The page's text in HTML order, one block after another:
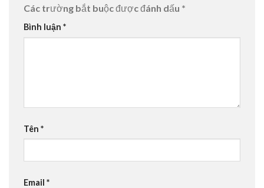
Các trường bắt buộc được đánh dấu *
Bình luận *
Tên *
Email *